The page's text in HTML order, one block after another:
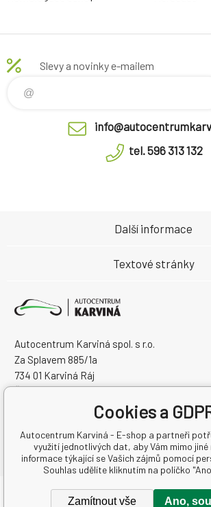
Slevy a novinky e-mailem
tel. 596 313 132
Autocentrum Karviná spol. s r.o.
Za Splavem 885/1a
734 01 Karviná Ráj
Česká Republika
Další informace
Textové stránky
Copyright © 2026 Autocentrum
Cookies a
Autocentrum Karviná - E-shop a partneři
využití jednotlivých dat, aby Vám mimo
informace týkající se Vašich zájmů pomocí
Souhlas udělíte kliknutím na políčko
Zamítnout vše Ano,